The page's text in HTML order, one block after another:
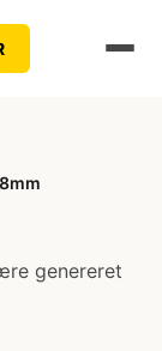
genereret